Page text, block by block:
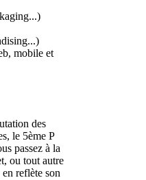
mobile et
des
le 5ème P
passez à la
ou tout autre
reflète son